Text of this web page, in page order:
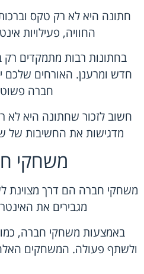
חתונה היא לא רק טקס
החוויה, פעילויות
בחתונות רבות מתמקדים רק
חדש ומרענן. האורחים שלכם
חברה
חשוב לזכור שחתונה היא לא
מדגישות את החשיבות של
משחקי
משחקי חברה הם דרך מצוינת
מגבירים את
באמצעות משחקי חברה,
ולשתף פעולה. המשחקים האלה